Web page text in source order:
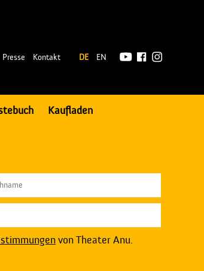
Presse Kontakt DE EN
Kaufladen
von Theater Anu.